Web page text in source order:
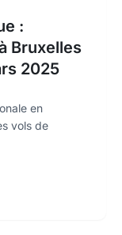
:
Bruxelles
2025
en
vols de